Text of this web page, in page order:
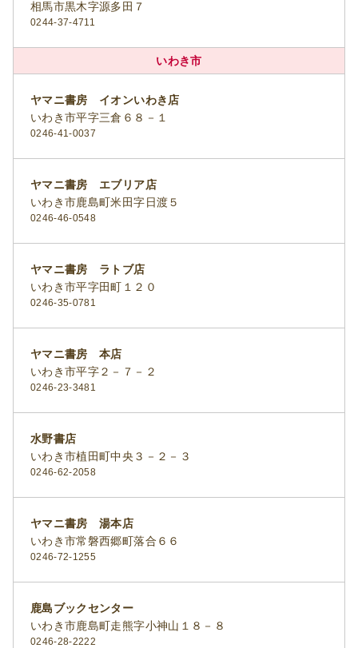
相馬市黒木字源多田７
0244-37-4711
いわき市
ヤマニ書房 イオンいわき店
いわき市平字三倉６８－１
0246-41-0037
ヤマニ書房 エブリア店
いわき市鹿島町米田字日渡５
0246-46-0548
ヤマニ書房 ラトブ店
いわき市平字田町１２０
0246-35-0781
ヤマニ書房 本店
いわき市平字２－７－２
0246-23-3481
水野書店
いわき市植田町中央３－２－３
0246-62-2058
ヤマニ書房 湯本店
いわき市常磐西郷町落合６６
0246-72-1255
鹿島ブックセンター
いわき市鹿島町走熊字小神山１８－８
0246-28-2222